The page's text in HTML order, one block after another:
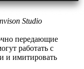
Studio
передающие
работать с
и имитировать